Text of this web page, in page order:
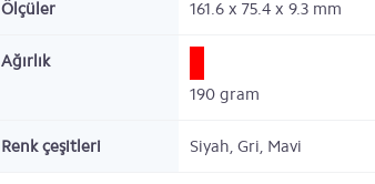
Ölçüler 161.6 x 75.4 x 9.3 mm
Ağırlık
190 gram
Renk çeşitleri Siyah, Gri, Mavi